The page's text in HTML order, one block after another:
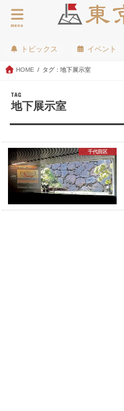
menu
トピックス イベント
HOME タグ : 地下展示室
TAG
地下展示室
千代田区